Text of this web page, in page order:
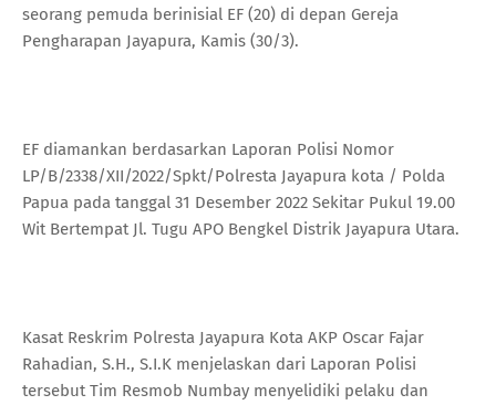
seorang pemuda berinisial EF (20) di depan Gereja
Pengharapan Jayapura, Kamis (30/3).
EF diamankan berdasarkan Laporan Polisi Nomor
LP/B/2338/XII/2022/Spkt/Polresta Jayapura kota / Polda
Papua pada tanggal 31 Desember 2022 Sekitar Pukul 19.00
Wit Bertempat Jl. Tugu APO Bengkel Distrik Jayapura Utara.
Kasat Reskrim Polresta Jayapura Kota AKP Oscar Fajar
Rahadian, S.H., S.I.K menjelaskan dari Laporan Polisi
tersebut Tim Resmob Numbay menyelidiki pelaku dan